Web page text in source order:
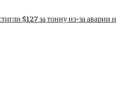
$127 за тонну из-за аварии и